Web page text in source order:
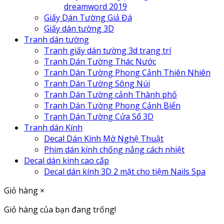
dreamword 2019
Giấy Dán Tường Giả Đá
Giấy dán tường 3D
Tranh dán tường
Tranh giấy dán tường 3d trang trí
Tranh Dán Tường Thác Nước
Tranh Dán Tường Phong Cảnh Thiên Nhiên
Tranh Dán Tường Sông Núi
Tranh Dán Tường cảnh Thành phố
Tranh Dán Tường Phong Cảnh Biển
Tranh Dán Tường Cửa Sổ 3D
Tranh dán Kính
Decal Dán Kính Mờ Nghệ Thuật
Phim dán kính chống nắng cách nhiệt
Decal dán kính cao cấp
Decal dán kính 3D 2 mặt cho tiệm Nails Spa
Giỏ hàng ×
Giỏ hàng của bạn đang trống!